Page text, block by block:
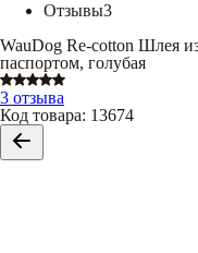
Отзывы3
WauDog Re-cotton Шлея
паспортом, голубая
3 отзыва
Код товара: 13674